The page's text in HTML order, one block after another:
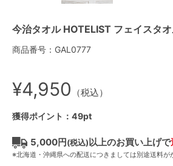
今治タオル HOTELIST フェイスタ
商品番号：GAL0777
¥4,950 （税込）
獲得ポイント：49pt
5,000円(税込)以上のお買い上げで
※北海道・沖縄県への配送につきましては別途送料が